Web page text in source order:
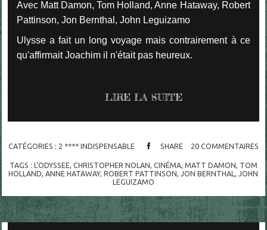
Avec Matt Damon, Tom Holland, Anne Hataway, Robert
Pattinson, Jon Bernthal, John Leguizamo
Ulysse a fait un long voyage mais contrairement à ce
qu'affirmait Joachim il n'était pas heureux.
LIRE LA SUITE
CATÉGORIES : 2 **** INDISPENSABLE SHARE 20 COMMENTAIRES
TAGS : L'ODYSSEE, CHRISTOPHER NOLAN, CINÉMA, MATT DAMON, TOM
HOLLAND,ANNE HATAWAY,ROBERT PATTINSON,JON BERNTHAL,JOHN
LEGUIZAMO